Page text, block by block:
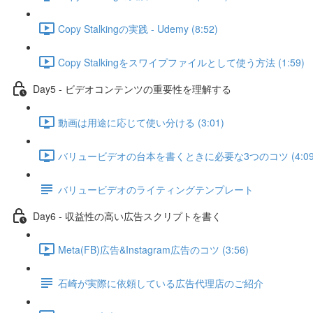
Copy Stalkingの実践 - Udemy (8:52)
Copy Stalkingをスワイプファイルとして使う方法 (1:59)
Day5 - ビデオコンテンツの重要性を理解する
動画は用途に応じて使い分ける (3:01)
バリュービデオの台本を書くときに必要な3つのコツ
バリュービデオのライティングテンプレート
Day6 - 収益性の高い広告スクリプトを書く
Meta(FB)広告&Instagram広告のコツ (3:56)
石崎が実際に依頼している広告代理店のご紹介